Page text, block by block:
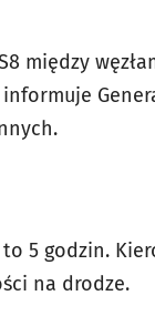
między
5 godzin.
na drodze.